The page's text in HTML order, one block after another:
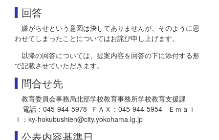
回答
嫌がらせという意図は決してありませんが、そのように思
わせてしまったことについてはお詫び申し上げます。
以降の回答については、提案内容を回答の下に添付する形
で記載させていただきます。
問合せ先
教育委員会事務局北部学校教育事務所学校教育支援課
電話：045-944-5978 ＦＡＸ：045-944-5954 Ｅｍａｉ
ｌ：ky-hokubushien@city.yokohama.lg.jp
公表内容基準日